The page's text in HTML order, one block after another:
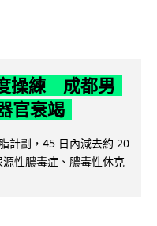
操練 成都男
官衰竭
計劃，45 日內減去約 20
性膿毒症、膿毒性休克